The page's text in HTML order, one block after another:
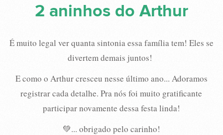
2 aninhos do Arthur
É muito legal ver quanta sintonia essa família tem! Eles se
divertem demais juntos!
E como o Arthur cresceu nesse último ano... Adoramos
registrar cada detalhe. Pra nós foi muito gratificante
participar novamente dessa festa linda!
💚... obrigado pelo carinho!